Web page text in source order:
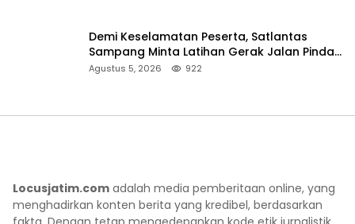
Demi Keselamatan Peserta, Satlantas
Sampang Minta Latihan Gerak Jalan Pindah
ke Lokasi Aman
Agustus 5, 2026 922
Locusjatim.com adalah media pemberitaan online, yang
menghadirkan konten berita yang kredibel, berdasarkan